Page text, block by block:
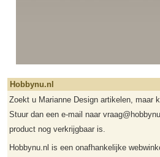
Hobbynu.nl
Zoekt u Marianne Design artikelen, maar
Stuur dan een e-mail naar
product nog verkrijgbaar is.
Hobbynu.nl is een onafhankelijke